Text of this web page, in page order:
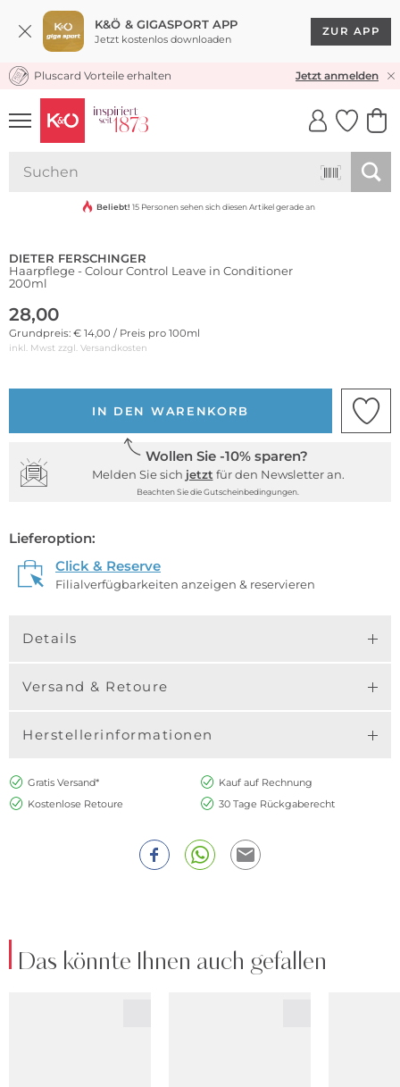
K&Ö & GIGASPORT APP
Jetzt kostenlos downloaden
ZUR APP
KOSTENLOSER VERSAND* & RÜCKVERSAND
Pluscard Vorteile erhalten Jetzt anmelden
UNSERE APP
CLICK &
Beliebt! 15 Personen sehen sich diesen Artikel gerade an
DIETER FERSCHINGER
Haarpflege - Colour Control Leave in Conditioner
200ml
28,00
Grundpreis: € 14,00 / Preis pro 100ml
inkl. Mwst zzgl. Versandkosten
IN DEN WARENKORB
Wollen Sie -10% sparen?
Melden Sie sich jetzt für den Newsletter an.
Beachten Sie die Gutscheinbedingungen.
Lieferoption:
Click & Reserve
Filialverfügbarkeiten anzeigen & reservieren
Details
Versand & Retoure
Herstellerinformationen
Gratis Versand*
Kauf auf Rechnung
Kostenlose Retoure
30 Tage Rückgaberecht
Das könnte Ihnen auch gefallen